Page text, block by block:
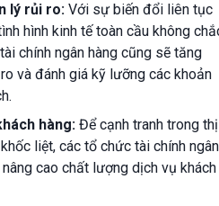
lý rủi ro: Với sự biến đổi liên tục
hình kinh tế toàn cầu không
chính ngân hàng cũng sẽ tăng
và đánh giá kỹ lưỡng các khoản
hàng: Để cạnh tranh trong thị
liệt, các tổ chức tài chính ngân
cao chất lượng dịch vụ khách